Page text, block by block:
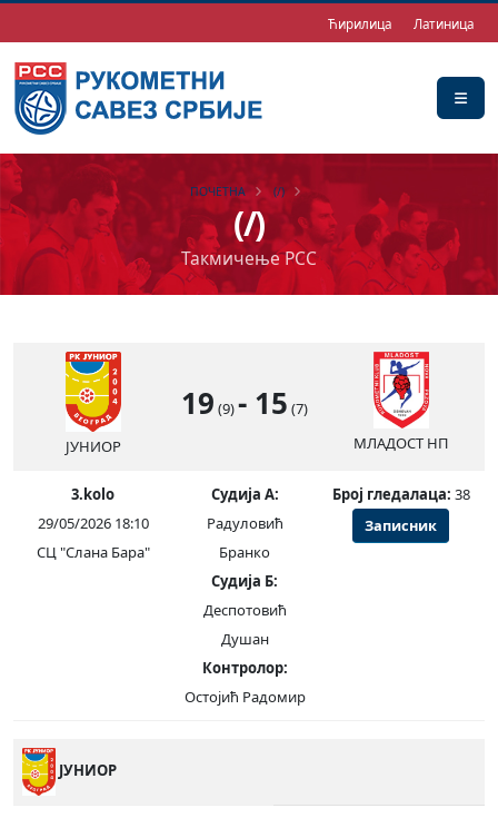
Ћирилица Латиница
(/)
Такмичење РСС
ПОЧЕТНА (/)
ЈУНИОР
19 (9)- 15 (7)
МЛАДОСТ НП
3.kolo
29/05/2026 18:10
СЦ "Слана Бара"
Судија А:
Радуловић
Бранко
Судија Б:
Деспотовић
Душан
Контролор:
Остојић Радомир
Број гледалаца: 38
Записник
ЈУНИОР